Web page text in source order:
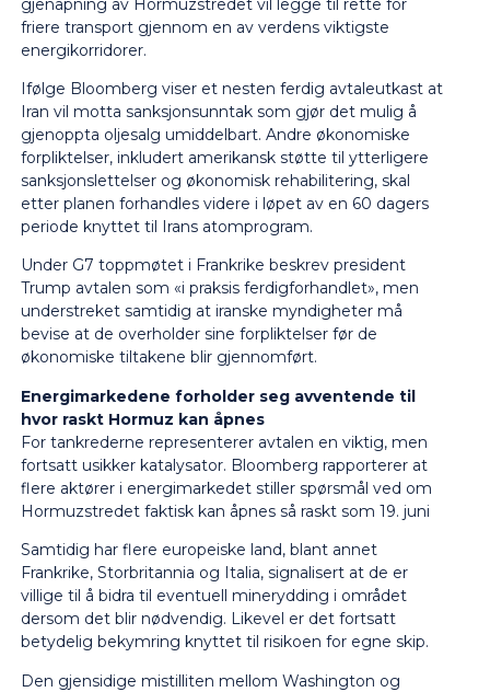
gjenåpning av Hormuzstredet vil legge til rette for
friere transport gjennom en av verdens viktigste
energikorridorer.
Ifølge Bloomberg viser et nesten ferdig avtaleutkast at
Iran vil motta sanksjonsunntak som gjør det mulig å
gjenoppta oljesalg umiddelbart. Andre økonomiske
forpliktelser, inkludert amerikansk støtte til ytterligere
sanksjonslettelser og økonomisk rehabilitering, skal
etter planen forhandles videre i løpet av en 60 dagers
periode knyttet til Irans atomprogram.
Under G7 toppmøtet i Frankrike beskrev president
Trump avtalen som «i praksis ferdigforhandlet», men
understreket samtidig at iranske myndigheter må
bevise at de overholder sine forpliktelser før de
økonomiske tiltakene blir gjennomført.
Energimarkedene forholder seg avventende til
hvor raskt Hormuz kan åpnes
For tankrederne representerer avtalen en viktig, men
fortsatt usikker katalysator. Bloomberg rapporterer at
flere aktører i energimarkedet stiller spørsmål ved om
Hormuzstredet faktisk kan åpnes så raskt som 19. juni
Samtidig har flere europeiske land, blant annet
Frankrike, Storbritannia og Italia, signalisert at de er
villige til å bidra til eventuell minerydding i området
dersom det blir nødvendig. Likevel er det fortsatt
betydelig bekymring knyttet til risikoen for egne skip.
Den gjensidige mistilliten mellom Washington og